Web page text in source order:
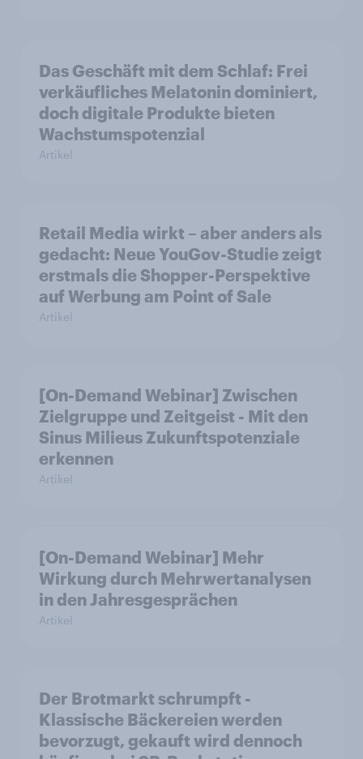
Das Geschäft mit dem Schlaf: Frei
verkäufliches Melatonin dominiert,
doch digitale Produkte bieten
Wachstumspotenzial
Artikel
Retail Media wirkt – aber anders als
gedacht: Neue YouGov-Studie zeigt
erstmals die Shopper-Perspektive
auf Werbung am Point of Sale
Artikel
[On-Demand Webinar] Zwischen
Zielgruppe und Zeitgeist - Mit den
Sinus Milieus Zukunftspotenziale
erkennen
Artikel
[On-Demand Webinar] Mehr
Wirkung durch Mehrwertanalysen
in den Jahresgesprächen
Artikel
Der Brotmarkt schrumpft -
Klassische Bäckereien werden
bevorzugt, gekauft wird dennoch